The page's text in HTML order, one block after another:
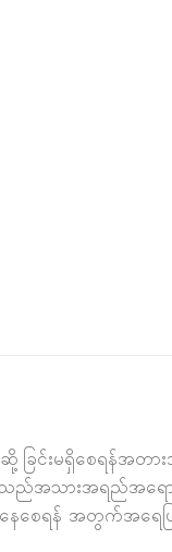
ြင်းမရှိစေရန်အတာ
အသားအရည်အရောင်
နေစေရန် အတွက်အရေ